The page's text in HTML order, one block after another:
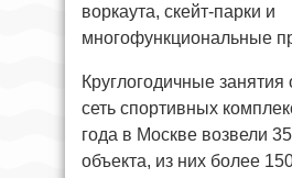
воркаута, скейт-парки и
многофункциональные
Круглогодичные занятия
сеть спортивных
года в Москве возвели
объекта, из них более